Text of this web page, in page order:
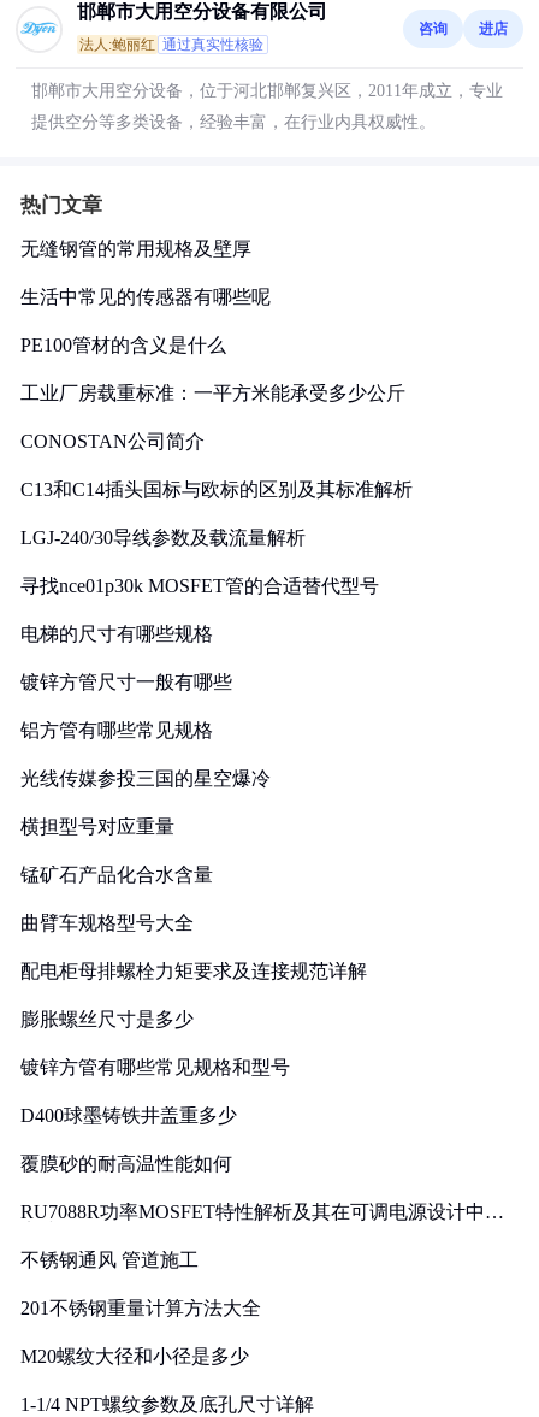
邯郸市大用空分设备有限公司
法人:鲍丽红 通过真实性核验
咨询 进店
邯郸市大用空分设备，位于河北邯郸复兴区，2011年成立，专业
提供空分等多类设备，经验丰富，在行业内具权威性。
热门文章
无缝钢管的常用规格及壁厚
生活中常见的传感器有哪些呢
PE100管材的含义是什么
工业厂房载重标准：一平方米能承受多少公斤
CONOSTAN公司简介
C13和C14插头国标与欧标的区别及其标准解析
LGJ-240/30导线参数及载流量解析
寻找nce01p30k MOSFET管的合适替代型号
电梯的尺寸有哪些规格
镀锌方管尺寸一般有哪些
铝方管有哪些常见规格
光线传媒参投三国的星空爆冷
横担型号对应重量
锰矿石产品化合水含量
曲臂车规格型号大全
配电柜母排螺栓力矩要求及连接规范详解
膨胀螺丝尺寸是多少
镀锌方管有哪些常见规格和型号
D400球墨铸铁井盖重多少
覆膜砂的耐高温性能如何
RU7088R功率MOSFET特性解析及其在可调电源设计中的
不锈钢通风 管道施工
201不锈钢重量计算方法大全
M20螺纹大径和小径是多少
1-1/4 NPT螺纹参数及底孔尺寸详解